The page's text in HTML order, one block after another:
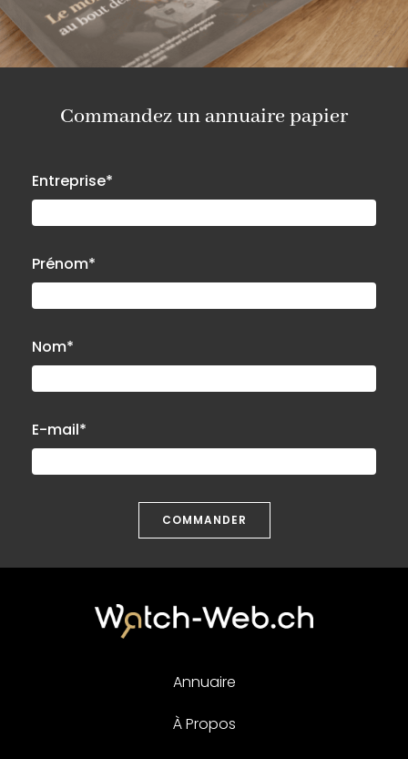
Commandez un annuaire papier
Entreprise*
Prénom*
Nom*
E-mail*
COMMANDER
Annuaire
À Propos